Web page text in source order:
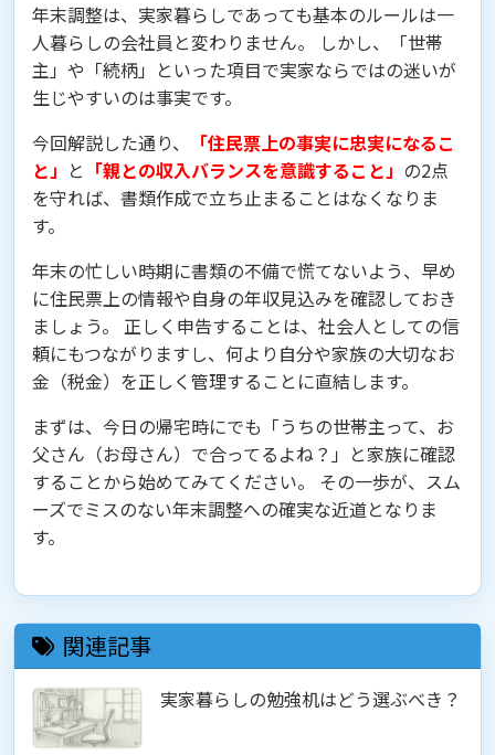
年末調整は、実家暮らしであっても基本のルールは一
人暮らしの会社員と変わりません。 しかし、「世帯
主」や「続柄」といった項目で実家ならではの迷いが
生じやすいのは事実です。
今回解説した通り、
「住民票上の事実に忠実になるこ
と」 と 「親との収入バランスを意識すること」 の2点
を守れば、書類作成で立ち止まることはなくなりま
す。
年末の忙しい時期に書類の不備で慌てないよう、早め
に住民票上の情報や自身の年収見込みを確認しておき
ましょう。 正しく申告することは、社会人としての信
頼にもつながりますし、何より自分や家族の大切なお
金（税金）を正しく管理することに直結します。
まずは、今日の帰宅時にでも「うちの世帯主って、お
父さん（お母さん）で合ってるよね？」と家族に確認
することから始めてみてください。 その一歩が、スム
ーズでミスのない年末調整への確実な近道となりま
す。
関連記事
実家暮らしの勉強机はどう選ぶべき？